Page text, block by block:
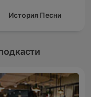
История Песни